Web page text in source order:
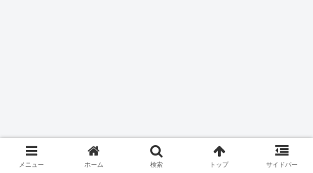
メニュー ホーム 検索 トップ サイドバー